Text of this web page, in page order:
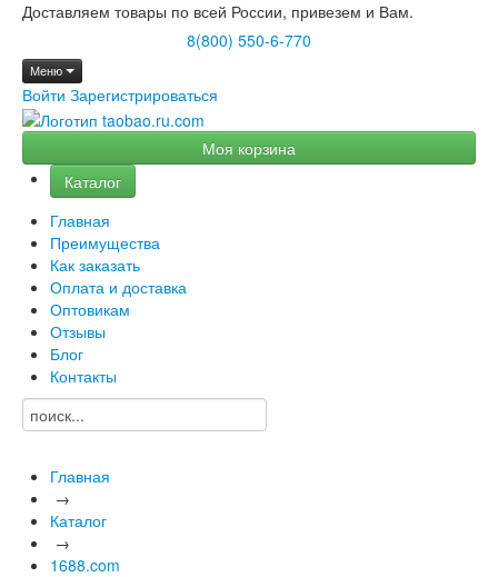
Доставляем товары по всей России, привезем и Вам.
8(800) 550-6-770
Меню
Войти Зарегистрироваться
Моя корзина
Каталог
Главная
Преимущества
Как заказать
Оплата и доставка
Оптовикам
Отзывы
Блог
Контакты
Главная
→
Каталог
→
1688.com